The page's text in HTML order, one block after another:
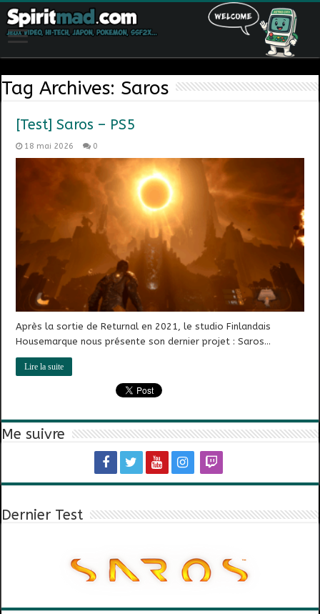
Tag Archives: Saros
[Test] Saros – PS5
18 mai 2026 0
Après la sortie de Returnal en 2021, le studio Finlandais
Housemarque nous présente son dernier projet : Saros…
Lire la suite
Me suivre
Dernier Test